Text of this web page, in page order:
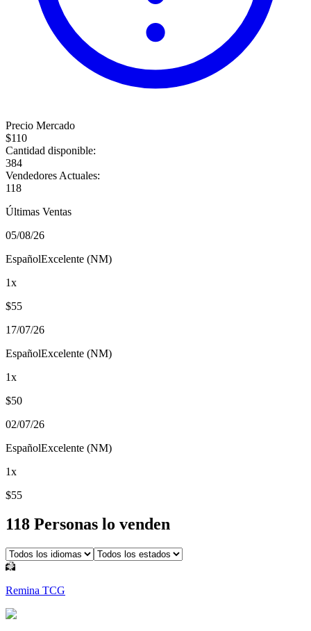
Precio Mercado
$110
Cantidad disponible:
384
Vendedores Actuales:
118
Últimas Ventas
05/08/26
EspañolExcelente (NM)
1x
$55
17/07/26
EspañolExcelente (NM)
1x
$50
02/07/26
EspañolExcelente (NM)
1x
$55
118 Personas lo venden
Remina TCG